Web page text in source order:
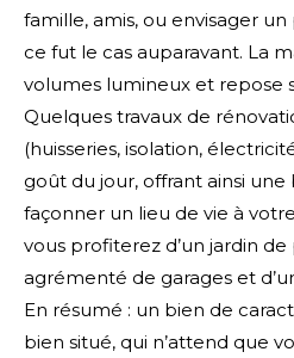
famille, amis, ou envisager
ce fut le cas auparavant. La
volumes lumineux et repose
Quelques travaux de
(huisseries, isolation,
goût du jour, offrant ainsi
façonner un lieu de vie à
vous profiterez d’un jardin de
agrémenté de garages et
En résumé : un bien de
bien situé, qui n’attend que